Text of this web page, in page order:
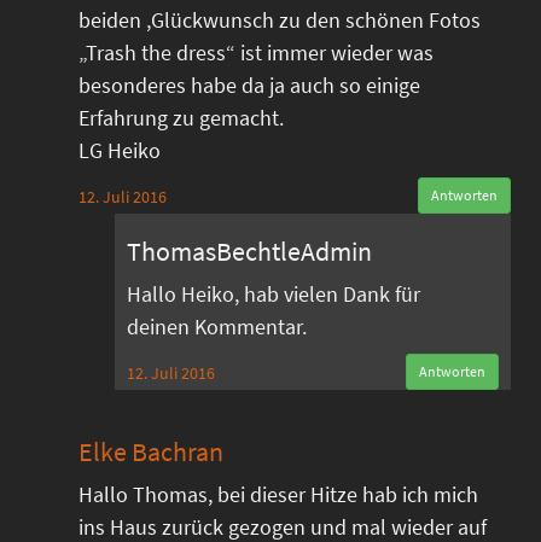
beiden ,Glückwunsch zu den schönen Fotos
„Trash the dress“ ist immer wieder was
besonderes habe da ja auch so einige
Erfahrung zu gemacht.
LG Heiko
12. Juli 2016 Antworten
ThomasBechtleAdmin
Hallo Heiko, hab vielen Dank für
deinen Kommentar.
12. Juli 2016 Antworten
Elke Bachran
Hallo Thomas, bei dieser Hitze hab ich mich
ins Haus zurück gezogen und mal wieder auf